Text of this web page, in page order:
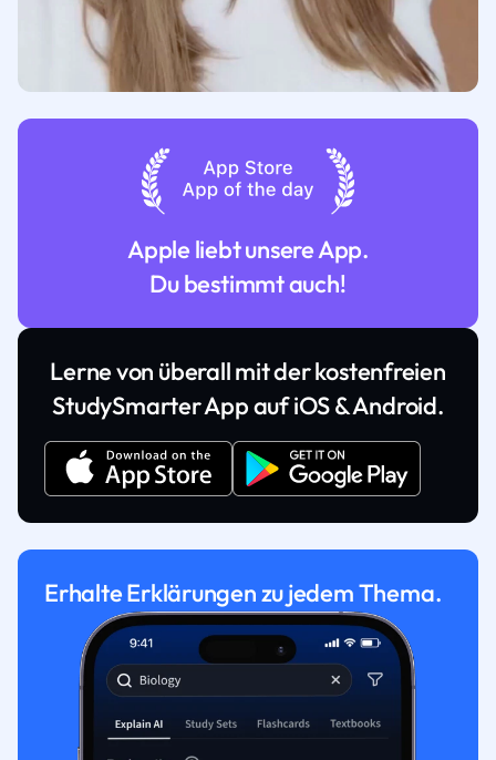
Apple liebt unsere App.
Du bestimmt auch!
Lerne von überall mit der kostenfreien
StudySmarter App auf iOS & Android.
Erhalte Erklärungen zu jedem Thema.